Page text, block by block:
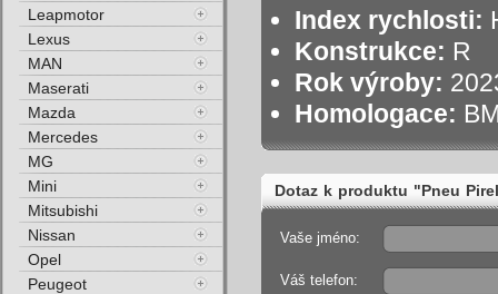
Index rychlosti:
Konstrukce: R
Rok výroby:
Homologace:
Dotaz k produktu "Pneu
Vaše jméno:
Váš telefon:
Leapmotor
Lexus
MAN
Maserati
Mazda
Mercedes
MG
Mini
Mitsubishi
Nissan
Opel
Peugeot